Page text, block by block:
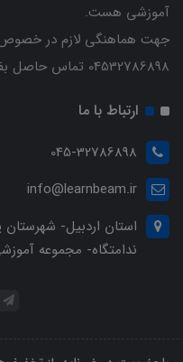
آموزشی هست.
جهت هماهنگی لازم در
04532786898 تماس حاصل بفرمایید.
ارتباط با ما
045-32786898
info@learnbeam.ir
استان اردبیل- شهرستان
ندامتگاه- مجموعه